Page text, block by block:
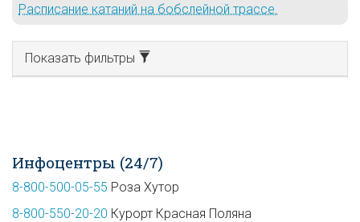
Расписание катаний на бобслейной трассе.
Показать фильтры
Инфоцентры (24/7)
8-800-500-05-55 Роза Хутор
8-800-550-20-20 Курорт Красная Поляна